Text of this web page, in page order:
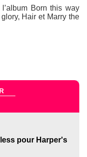
Born this way
Hair et Marry the
pour Harper's